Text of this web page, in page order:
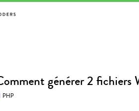
générer 2 fichiers
PHP